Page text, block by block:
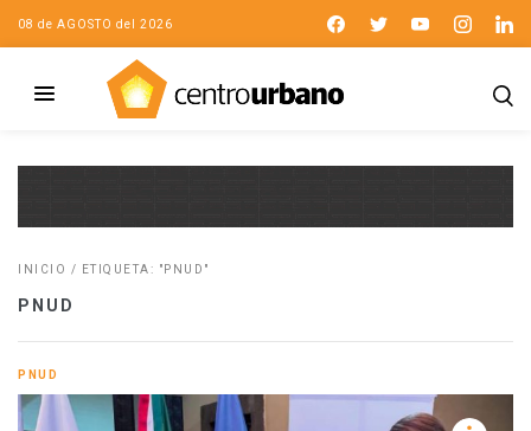
08 de AGOSTO del 2026
INICIO / ETIQUETA: "PNUD"
PNUD
PNUD